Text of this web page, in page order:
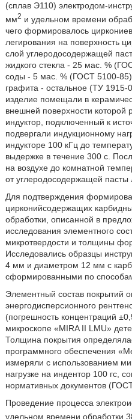
(сплав Э110) электродом-
мм2 и удельном времени
чего формировалось
легирования на поверхность
слой углеродосодержащей
жидкого стекла - 25 мас. %
соды - 5 мас. % (ГОСТ 5100-85)
графита - остальное (ТУ
изделие помещали в
внешней поверхности
индуктор, подключенный к
подвергали индукционному
индукторе 100 кГц до
выдержке в течение 300 с.
на воздухе до комнатной
от углеродосодержащей
Для подтверждения
цирконийсодержащих
обработки, описанной в
исследования элементного
микротвердости и толщины
Исследовались образцы
4 мм и диаметром 12 мм с
сформированными по
Элементный состав покрытий
энергодисперсионного
(погрешность концентраций
микроскопе «MIRA II LMU»
Толщина покрытия
программного обеспечения
измеряли с использованием
нагрузке на индентор 100 гс,
нормативных документов
Проведение процесса
удельном времени обработки